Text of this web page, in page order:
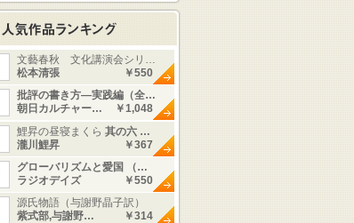
文藝春秋 文化講演会シリ…
松本清張
￥550
批評の書き方—実践編（全…
朝日カルチャー…
￥1,048
鯉昇の昼寝まくら 其の六 …
瀧川鯉昇
￥367
グローバリズムと愛国 （…
ラジオデイズ
￥550
源氏物語（与謝野晶子訳）
紫式部,与謝野…
￥314